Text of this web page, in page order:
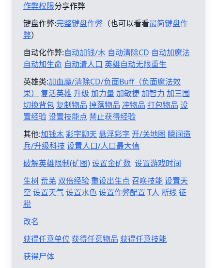
作弊权限分享作弊
键盘作弊:完整键盘作弊 （也可以看看最简键盘作
弊）
自动化作弊:自动加钱/木 自动清除CD 自动加魔法
自动加生命 自动清人口 英雄自动无限重生
英雄类:加血魔/清除CD/负面Buff（负面魔法效
果）
复活英雄 升级 加力量 加敏捷加智力 加三围
切换背包 复制物品 掉落物品 冲物品 打包物品 设
置经验设置技能点 禁止获得经验
其他:加钱木彩字聊天 悬浮彩字 开/关地图 瞬间造
兵/升级科技 设置人口/人口最大值
破解英雄限制(矿图)设置金矿数 设置游戏时间
生树 荒芜 双倍经验 重设出生点 召唤技能设置天
空 设置天气设置水色设置作弊配置 T人 断线征
税
改名
获得任意单位 获得任意物品 获得任意技能
获得尸体